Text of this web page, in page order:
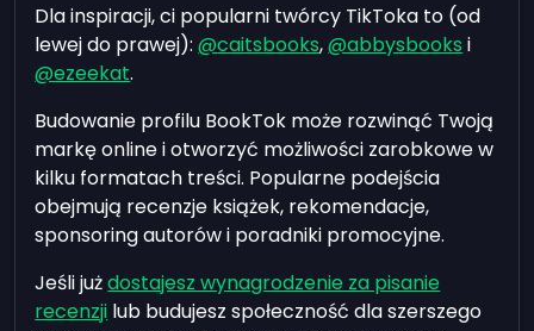
Dla inspiracji, ci popularni twórcy TikToka to (od
lewej do prawej):@caitsbooks,@abbysbooks i
@ezeekat.
Budowanie profilu BookTok może rozwinąć Twoją
markę online i otworzyć możliwości zarobkowe w
kilku formatach treści. Popularne podejścia
obejmują recenzje książek, rekomendacje,
sponsoring autorów i poradniki promocyjne.
Jeśli jużdostajesz wynagrodzenie za pisanie
recenzji lub budujesz społeczność dla szerszego